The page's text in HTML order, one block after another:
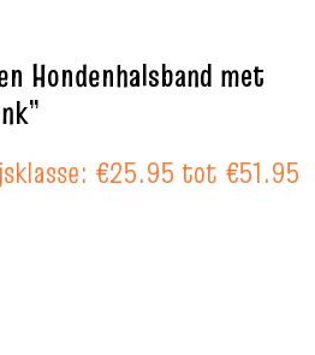
Hondenhalsband met
€25.95 tot €51.95